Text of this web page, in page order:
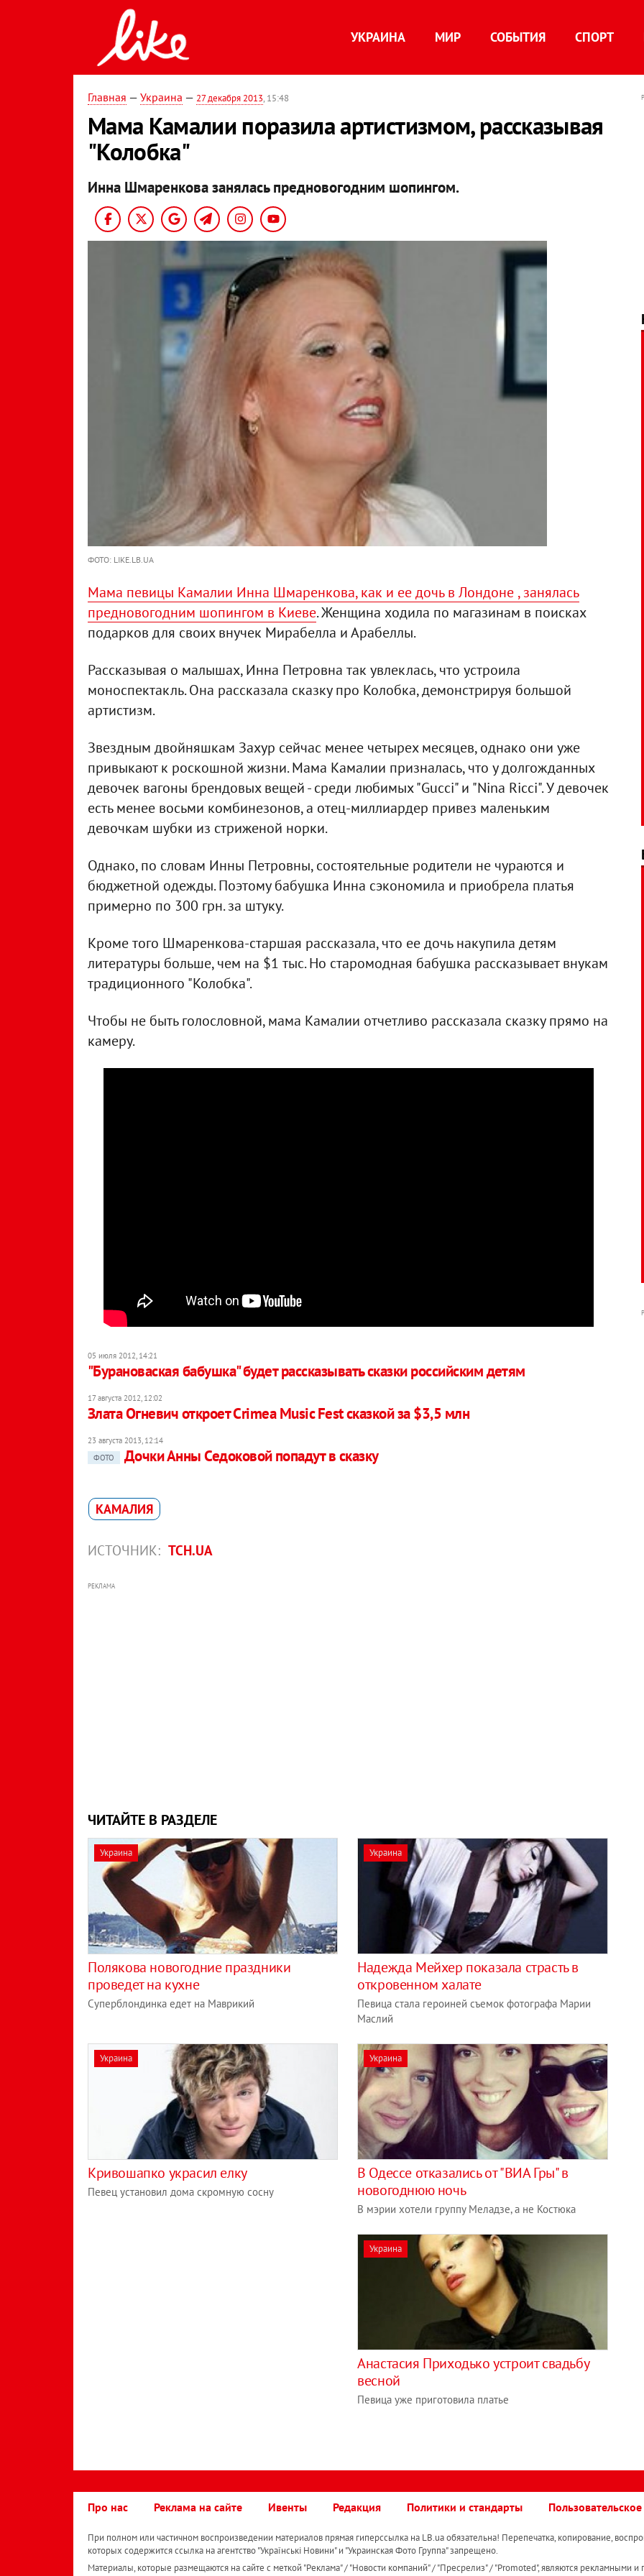
УКРАИНА МИР СОБЫТИЯ СПОРТ
Главная — Украина — 27 декабря 2013, 15:48
Мама Камалии поразила артистизмом, рассказывая
"Колобка"
Инна Шмаренкова занялась предновогодним шопингом.
ФОТО: LIKE.LB.UA
Мама певицы Камалии Инна Шмаренкова, как и ее дочь в Лондоне , занялась
предновогодним шопингом в Киеве. Женщина ходила по магазинам в поисках
подарков для своих внучек Мирабелла и Арабеллы.
Рассказывая о малышах, Инна Петровна так увлеклась, что устроила
моноспектакль. Она рассказала сказку про Колобка, демонстрируя большой
артистизм.
Звездным двойняшкам Захур сейчас менее четырех месяцев, однако они уже
привыкают к роскошной жизни. Мама Камалии призналась, что у долгожданных
девочек вагоны брендовых вещей - среди любимых "Gucci" и "Nina Ricci". У девочек
есть менее восьми комбинезонов, а отец-миллиардер привез маленьким
девочкам шубки из стриженой норки.
Однако, по словам Инны Петровны, состоятельные родители не чураются и
бюджетной одежды. Поэтому бабушка Инна сэкономила и приобрела платья
примерно по 300 грн. за штуку.
Кроме того Шмаренкова-старшая рассказала, что ее дочь накупила детям
литературы больше, чем на $1 тыс. Но старомодная бабушка рассказывает внукам
традиционного "Колобка".
Чтобы не быть голословной, мама Камалии отчетливо рассказала сказку прямо на
камеру.
05 июля 2012, 14:21
"Бурановаская бабушка" будет рассказывать сказки российским детям
17 августа 2012, 12:02
Злата Огневич откроет Crimea Music Fest сказкой за $3,5 млн
23 августа 2013, 12:14
ФОТО
Дочки Анны Седоковой попадут в сказку
КАМАЛИЯ
ИСТОЧНИК: ТСН.UA
РЕКЛАМА
ЧИТАЙТЕ В РАЗДЕЛЕ
Украина
Полякова новогодние праздники
проведет на кухне
Суперблондинка едет на Маврикий
Украина
Надежда Мейхер показала страсть в
откровенном халате
Певица стала героиней съемок фотографа Марии
Маслий
Украина
Кривошапко украсил елку
Певец установил дома скромную сосну
Украина
В Одессе отказались от "ВИА Гры" в
новогоднюю ночь
В мэрии хотели группу Меладзе, а не Костюка
Украина
Анастасия Приходько устроит свадьбу
весной
Певица уже приготовила платье
Про нас Реклама на сайте Ивенты Редакция Политики и стандарты
При полном или частичном воспроизведении материалов прямая гиперссылка на LB.ua обязательна! Перепечатка, копирование,
которых содержится ссылка на агентство "Українськi Новини" и "Украинская Фото Группа" запрещено.
Материалы, которые размещаются на сайте с меткой "Реклама" / "Новости компаний" / "Пресрелиз" / "Promoted", являются рекламными и